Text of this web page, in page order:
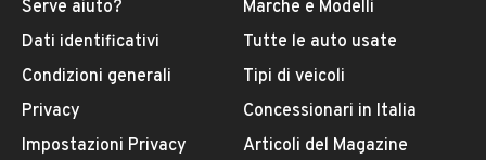
Serve aiuto?
Dati identificativi
Condizioni generali
Privacy
Impostazioni Privacy
Marche e Modelli
Tutte le auto usate
Tipi di veicoli
Concessionari in Italia
Articoli del Magazine